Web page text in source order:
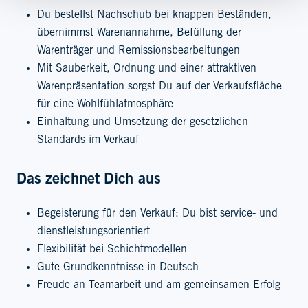
Du bestellst Nachschub bei knappen Beständen,
übernimmst Warenannahme, Befüllung der
Warenträger und Remissionsbearbeitungen
Mit Sauberkeit, Ordnung und einer attraktiven
Warenpräsentation sorgst Du auf der Verkaufsfläche
für eine Wohlfühlatmosphäre
Einhaltung und Umsetzung der gesetzlichen
Standards im Verkauf
Das zeichnet Dich aus
Begeisterung für den Verkauf: Du bist service- und
dienstleistungsorientiert
Flexibilität bei Schichtmodellen
Gute Grundkenntnisse in Deutsch
Freude an Teamarbeit und am gemeinsamen Erfolg